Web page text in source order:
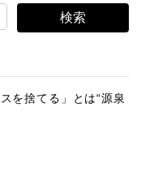
を捨てる」とは“源泉